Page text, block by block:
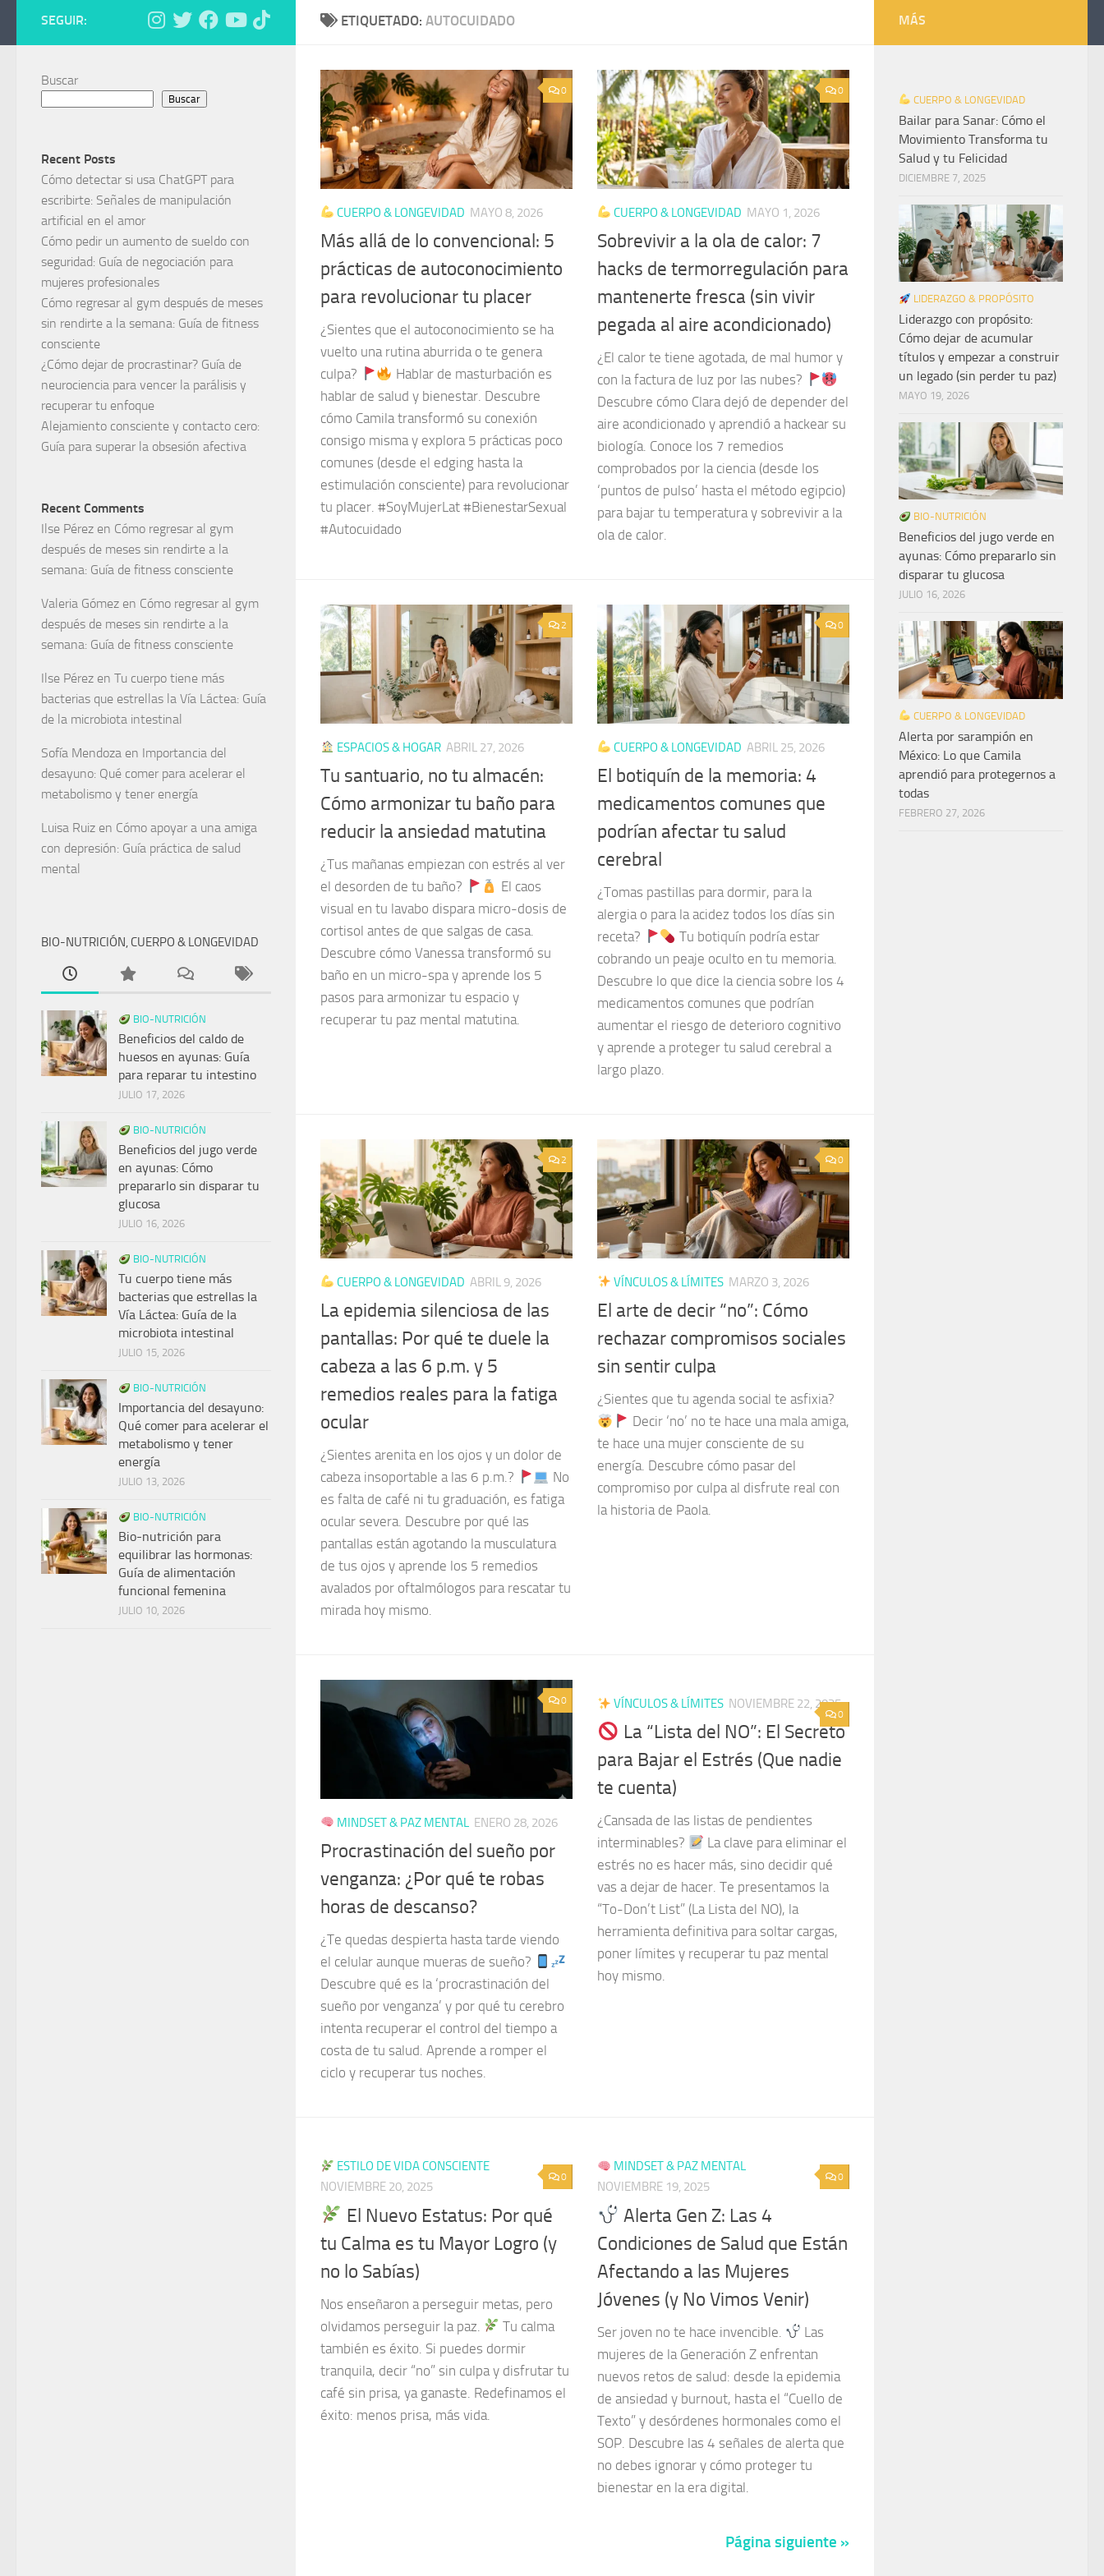
ETIQUETADO: AUTOCUIDADO
0
CUERPO & LONGEVIDAD MAYO 8, 2026
Más allá de lo convencional: 5
prácticas de autoconocimiento
para revolucionar tu placer
¿Sientes que el autoconocimiento se ha
vuelto una rutina aburrida o te genera
culpa?
Hablar de masturbación es
hablar de salud y bienestar. Descubre
cómo Camila transformó su conexión
consigo misma y explora 5 prácticas poco
comunes (desde el edging hasta la
estimulación consciente) para revolucionar
tu placer. #SoyMujerLat #BienestarSexual
#Autocuidado
0
CUERPO & LONGEVIDAD MAYO 1, 2026
Sobrevivir a la ola de calor: 7
hacks de termorregulación para
mantenerte fresca (sin vivir
pegada al aire acondicionado)
¿El calor te tiene agotada, de mal humor y
con la factura de luz por las nubes?
Descubre cómo Clara dejó de depender del
aire acondicionado y aprendió a hackear su
biología. Conoce los 7 remedios
comprobados por la ciencia (desde los
‘puntos de pulso’ hasta el método egipcio)
para bajar tu temperatura y sobrevivir a la
ola de calor.
2
ESPACIOS & HOGAR ABRIL 27, 2026
Tu santuario, no tu almacén:
Cómo armonizar tu baño para
reducir la ansiedad matutina
¿Tus mañanas empiezan con estrés al ver
el desorden de tu baño?
El caos
visual en tu lavabo dispara micro-dosis de
cortisol antes de que salgas de casa.
Descubre cómo Vanessa transformó su
baño en un micro-spa y aprende los 5
pasos para armonizar tu espacio y
recuperar tu paz mental matutina.
0
CUERPO & LONGEVIDAD ABRIL 25, 2026
El botiquín de la memoria: 4
medicamentos comunes que
podrían afectar tu salud
cerebral
¿Tomas pastillas para dormir, para la
alergia o para la acidez todos los días sin
receta?
Tu botiquín podría estar
cobrando un peaje oculto en tu memoria.
Descubre lo que dice la ciencia sobre los 4
medicamentos comunes que podrían
aumentar el riesgo de deterioro cognitivo
y aprende a proteger tu salud cerebral a
largo plazo.
2
CUERPO & LONGEVIDAD ABRIL 9, 2026
La epidemia silenciosa de las
pantallas: Por qué te duele la
cabeza a las 6 p.m. y 5
remedios reales para la fatiga
ocular
¿Sientes arenita en los ojos y un dolor de
cabeza insoportable a las 6 p.m.?
No
es falta de café ni tu graduación, es fatiga
ocular severa. Descubre por qué las
pantallas están agotando la musculatura
de tus ojos y aprende los 5 remedios
avalados por oftalmólogos para rescatar tu
mirada hoy mismo.
0
VÍNCULOS & LÍMITES MARZO 3, 2026
El arte de decir “no”: Cómo
rechazar compromisos sociales
sin sentir culpa
¿Sientes que tu agenda social te asfixia?
Decir ‘no’ no te hace una mala amiga,
te hace una mujer consciente de su
energía. Descubre cómo pasar del
compromiso por culpa al disfrute real con
la historia de Paola.
0
MINDSET & PAZ MENTAL ENERO 28, 2026
Procrastinación del sueño por
venganza: ¿Por qué te robas
horas de descanso?
¿Te quedas despierta hasta tarde viendo
el celular aunque mueras de sueño?
Descubre qué es la ‘procrastinación del
sueño por venganza’ y por qué tu cerebro
intenta recuperar el control del tiempo a
costa de tu salud. Aprende a romper el
ciclo y recuperar tus noches.
0
VÍNCULOS & LÍMITES NOVIEMBRE 22, 2025
La “Lista del NO”: El Secreto
para Bajar el Estrés (Que nadie
te cuenta)
¿Cansada de las listas de pendientes
interminables?
La clave para eliminar el
estrés no es hacer más, sino decidir qué
vas a dejar de hacer. Te presentamos la
“To-Don’t List” (La Lista del NO), la
herramienta definitiva para soltar cargas,
poner límites y recuperar tu paz mental
hoy mismo.
0
ESTILO DE VIDA CONSCIENTE
NOVIEMBRE 20, 2025
El Nuevo Estatus: Por qué
tu Calma es tu Mayor Logro (y
no lo Sabías)
Nos enseñaron a perseguir metas, pero
olvidamos perseguir la paz.
Tu calma
también es éxito. Si puedes dormir
tranquila, decir “no” sin culpa y disfrutar tu
café sin prisa, ya ganaste. Redefinamos el
éxito: menos prisa, más vida.
0
MINDSET & PAZ MENTAL
NOVIEMBRE 19, 2025
Alerta Gen Z: Las 4
Condiciones de Salud que Están
Afectando a las Mujeres
Jóvenes (y No Vimos Venir)
Ser joven no te hace invencible.
Las
mujeres de la Generación Z enfrentan
nuevos retos de salud: desde la epidemia
de ansiedad y burnout, hasta el “Cuello de
Texto” y desórdenes hormonales como el
SOP. Descubre las 4 señales de alerta que
no debes ignorar y cómo proteger tu
bienestar en la era digital.
Página siguiente »
SEGUIR:
Buscar
Buscar
Recent Posts
Cómo detectar si usa ChatGPT para
escribirte: Señales de manipulación
artificial en el amor
Cómo pedir un aumento de sueldo con
seguridad: Guía de negociación para
mujeres profesionales
Cómo regresar al gym después de meses
sin rendirte a la semana: Guía de fitness
consciente
¿Cómo dejar de procrastinar? Guía de
neurociencia para vencer la parálisis y
recuperar tu enfoque
Alejamiento consciente y contacto cero:
Guía para superar la obsesión afectiva
Recent Comments
Ilse Pérez en Cómo regresar al gym
después de meses sin rendirte a la
semana: Guía de fitness consciente
Valeria Gómez en Cómo regresar al gym
después de meses sin rendirte a la
semana: Guía de fitness consciente
Ilse Pérez en Tu cuerpo tiene más
bacterias que estrellas la Vía Láctea: Guía
de la microbiota intestinal
Sofía Mendoza en Importancia del
desayuno: Qué comer para acelerar el
metabolismo y tener energía
Luisa Ruiz en Cómo apoyar a una amiga
con depresión: Guía práctica de salud
mental
BIO-NUTRICIÓN, CUERPO & LONGEVIDAD
BIO-NUTRICIÓN
Beneficios del caldo de
huesos en ayunas: Guía
para reparar tu intestino
JULIO 17, 2026
BIO-NUTRICIÓN
Beneficios del jugo verde
en ayunas: Cómo
prepararlo sin disparar tu
glucosa
JULIO 16, 2026
BIO-NUTRICIÓN
Tu cuerpo tiene más
bacterias que estrellas la
Vía Láctea: Guía de la
microbiota intestinal
JULIO 15, 2026
BIO-NUTRICIÓN
Importancia del desayuno:
Qué comer para acelerar el
metabolismo y tener
energía
JULIO 13, 2026
BIO-NUTRICIÓN
Bio-nutrición para
equilibrar las hormonas:
Guía de alimentación
funcional femenina
JULIO 10, 2026
MÁS
CUERPO & LONGEVIDAD
Bailar para Sanar: Cómo el
Movimiento Transforma tu
Salud y tu Felicidad
DICIEMBRE 7, 2025
LIDERAZGO & PROPÓSITO
Liderazgo con propósito:
Cómo dejar de acumular
títulos y empezar a construir
un legado (sin perder tu paz)
MAYO 19, 2026
BIO-NUTRICIÓN
Beneficios del jugo verde en
ayunas: Cómo prepararlo sin
disparar tu glucosa
JULIO 16, 2026
CUERPO & LONGEVIDAD
Alerta por sarampión en
México: Lo que Camila
aprendió para protegernos a
todas
FEBRERO 27, 2026